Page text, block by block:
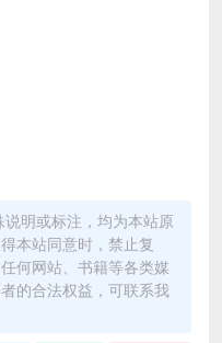
明或标注，均为本站原
本站同意时，禁止复
何网站、书籍等各类媒
的合法权益，可联系我